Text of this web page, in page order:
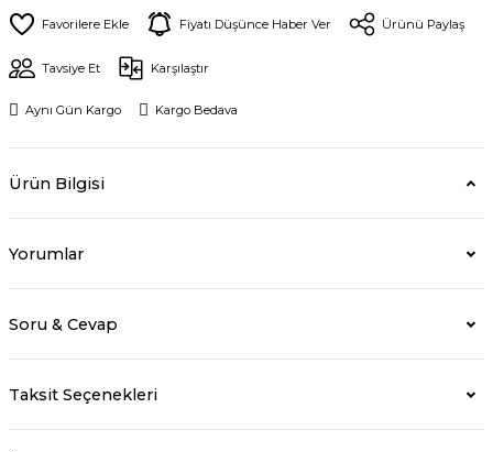
Fiyatı Düşünce Haber Ver Ürünü Paylaş
Tavsiye Et Karşılaştır
Aynı Gün Kargo Kargo Bedava
Ürün Bilgisi
Yorumlar
Soru & Cevap
Taksit Seçenekleri